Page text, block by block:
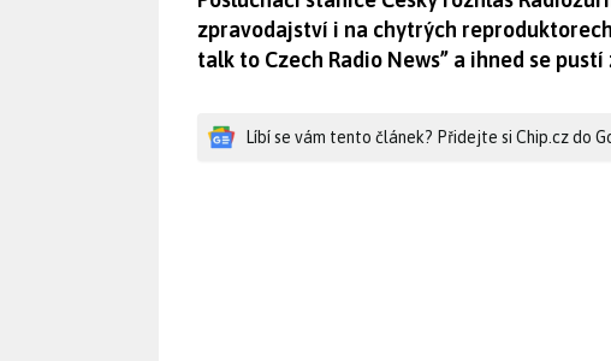
zpravodajství i na chytrých
talk to Czech Radio News” a ihned se
Líbí se vám tento článek? Přidejte si Chip.cz do